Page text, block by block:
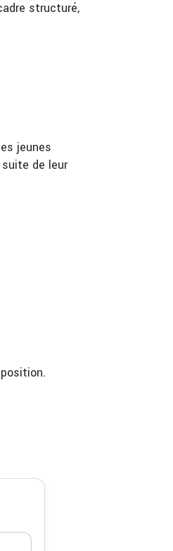
structuré,
jeunes
de leur